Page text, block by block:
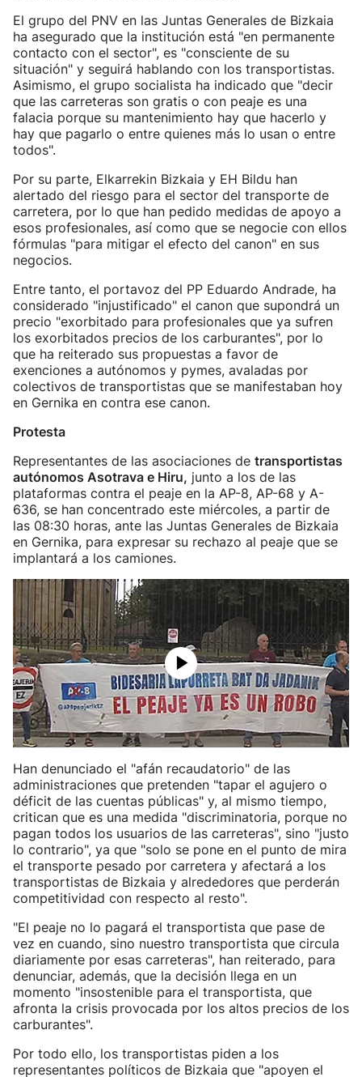
El grupo del PNV en las Juntas Generales de Bizkaia
ha asegurado que la institución está "en permanente
contacto con el sector", es "consciente de su
situación" y seguirá hablando con los transportistas.
Asimismo, el grupo socialista ha indicado que "decir
que las carreteras son gratis o con peaje es una
falacia porque su mantenimiento hay que hacerlo y
hay que pagarlo o entre quienes más lo usan o entre
todos".
Por su parte, Elkarrekin Bizkaia y EH Bildu han
alertado del riesgo para el sector del transporte de
carretera, por lo que han pedido medidas de apoyo a
esos profesionales, así como que se negocie con ellos
fórmulas "para mitigar el efecto del canon" en sus
negocios.
Entre tanto, el portavoz del PP Eduardo Andrade, ha
considerado "injustificado" el canon que supondrá un
precio "exorbitado para profesionales que ya sufren
los exorbitados precios de los carburantes", por lo
que ha reiterado sus propuestas a favor de
exenciones a autónomos y pymes, avaladas por
colectivos de transportistas que se manifestaban hoy
en Gernika en contra ese canon.
Protesta
Representantes de las asociaciones de transportistas
autónomos Asotrava e Hiru, junto a los de las
plataformas contra el peaje en la AP-8, AP-68 y A-
636, se han concentrado este miércoles, a partir de
las 08:30 horas, ante las Juntas Generales de Bizkaia
en Gernika, para expresar su rechazo al peaje que se
implantará a los camiones.
Han denunciado el "afán recaudatorio" de las
administraciones que pretenden "tapar el agujero o
déficit de las cuentas públicas" y, al mismo tiempo,
critican que es una medida "discriminatoria, porque no
pagan todos los usuarios de las carreteras", sino "justo
lo contrario", ya que "solo se pone en el punto de mira
el transporte pesado por carretera y afectará a los
transportistas de Bizkaia y alrededores que perderán
competitividad con respecto al resto".
"El peaje no lo pagará el transportista que pase de
vez en cuando, sino nuestro transportista que circula
diariamente por esas carreteras", han reiterado, para
denunciar, además, que la decisión llega en un
momento "insostenible para el transportista, que
afronta la crisis provocada por los altos precios de los
carburantes".
Por todo ello, los transportistas piden a los
representantes políticos de Bizkaia que "apoyen el